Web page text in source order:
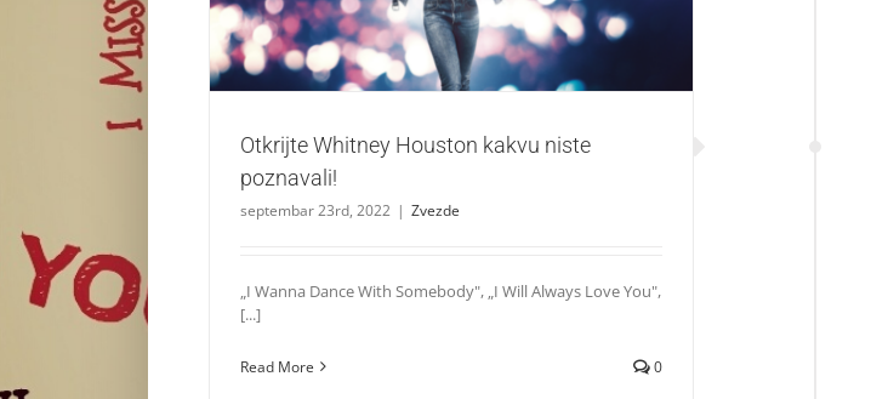
Otkrijte Whitney Houston kakvu niste
poznavali!
septembar 23rd, 2022 | Zvezde
„I Wanna Dance With Somebody", „I Will Always Love You",
[...]
Read More 0